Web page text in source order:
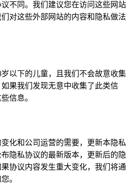
不同。我们建议您在访问这些网站
对这些外部网站的内容和隐私做法
岁以下的儿童，且我们不会故意收集
果我们发现无意中收集了此类信
信息。
化和公司运营的需要，更新本隐私
隐私协议的最新版本，更新后的隐
协议内容发生重大变化，我们将通
。